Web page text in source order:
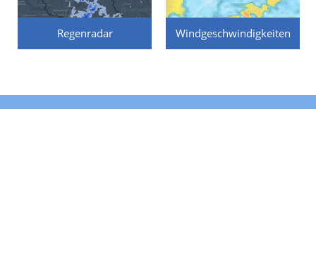
Regenradar Windgeschwindigkeiten